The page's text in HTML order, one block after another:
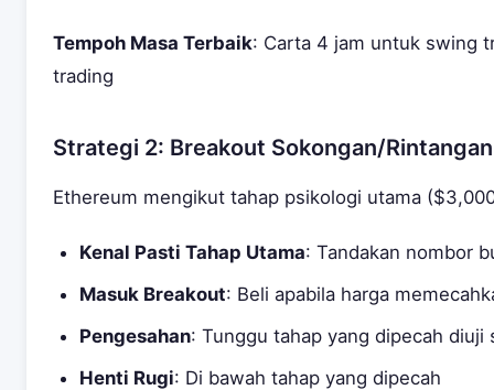
Tempoh Masa Terbaik: Carta 4 jam untuk swing
trading
Strategi 2: Breakout Sokongan/Rintangan
Ethereum mengikut tahap psikologi utama
Kenal Pasti Tahap Utama: Tandakan nombor
Masuk Breakout: Beli apabila harga
Pengesahan: Tunggu tahap yang dipecah diuji
Henti Rugi: Di bawah tahap yang dipecah